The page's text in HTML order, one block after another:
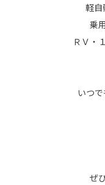
軽
乗
ＲＶ
いつ
ぜ